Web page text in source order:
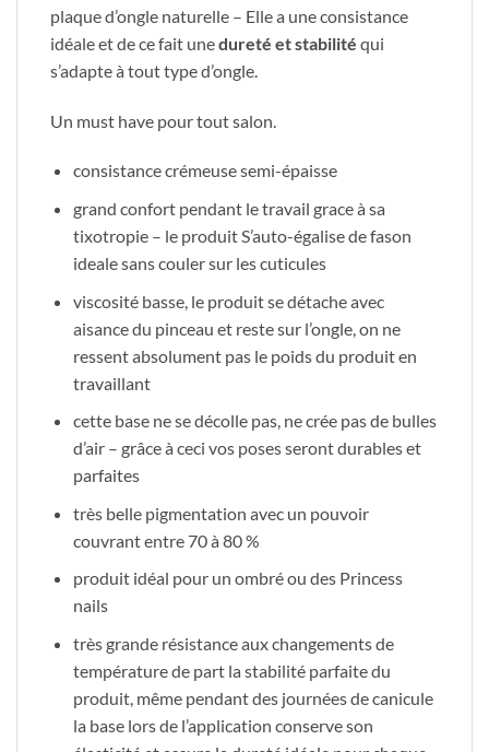
plaque d’ongle naturelle – Elle a une consistance
idéale et de ce fait unedureté et stabilité qui
s’adapte à tout type d’ongle.
Un must have pour tout salon.
consistance crémeuse semi-épaisse
grand confort pendant le travail grace à sa
tixotropie – le produit S’auto-égalise de fason
ideale sans couler sur les cuticules
viscosité basse, le produit se détache avec
aisance du pinceau et reste sur l’ongle, on ne
ressent absolument pas le poids du produit en
travaillant
cette base ne se décolle pas, ne crée pas de bulles
d’air – grâce à ceci vos poses seront durables et
parfaites
très belle pigmentation avec un pouvoir
couvrant entre 70 à 80 %
produit idéal pour un ombré ou des Princess
nails
très grande résistance aux changements de
température de part la stabilité parfaite du
produit, même pendant des journées de canicule
la base lors de l’application conserve son